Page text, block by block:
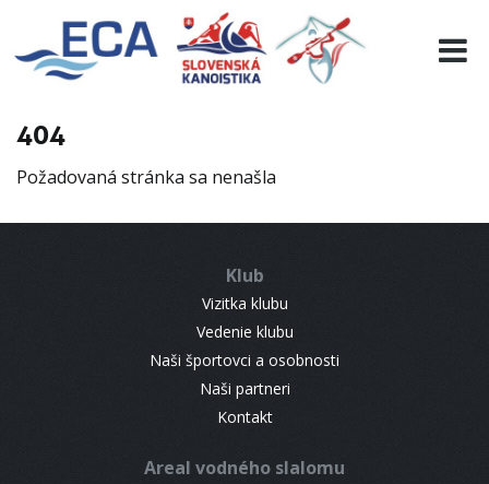
404
Požadovaná stránka sa nenašla
Klub
Vizitka klubu
Vedenie klubu
Naši športovci a osobnosti
Naši partneri
Kontakt
Areal vodného slalomu
EURO 19
INFO
RESULTS
CONTACT